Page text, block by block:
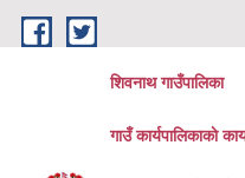
Skip to main content
शिवनाथ गाउँपालिका
गाउँ कार्यपालिकाकाे